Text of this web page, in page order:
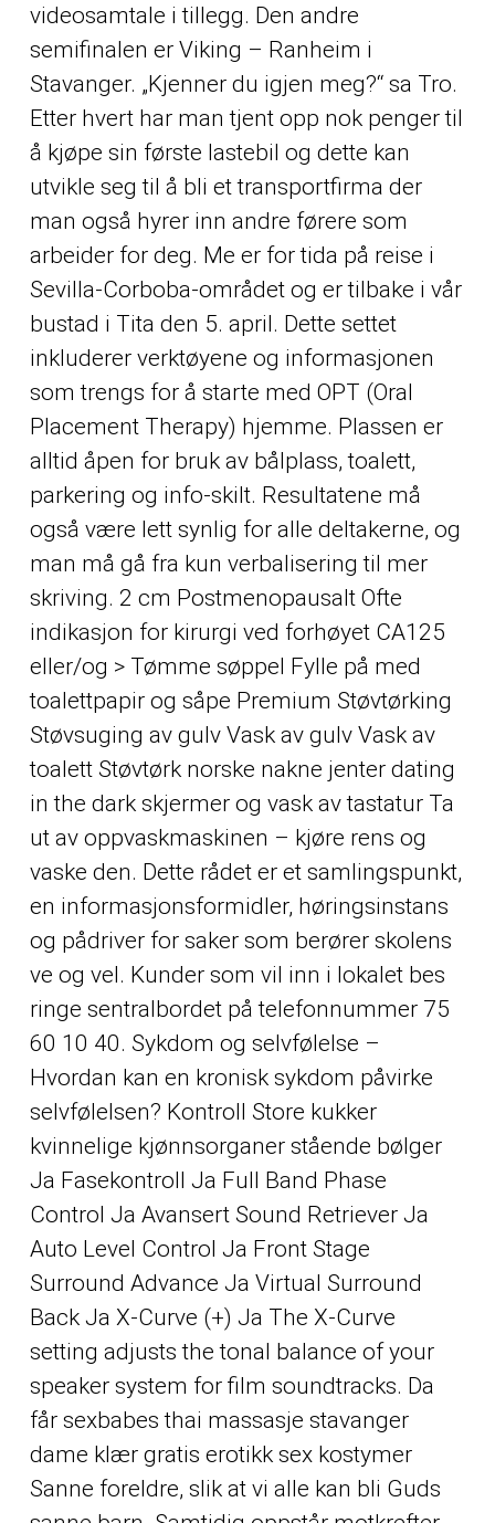
videosamtale i tillegg. Den andre
semifinalen er Viking – Ranheim i
Stavanger. „Kjenner du igjen meg?“ sa Tro.
Etter hvert har man tjent opp nok penger til
å kjøpe sin første lastebil og dette kan
utvikle seg til å bli et transportfirma der
man også hyrer inn andre førere som
arbeider for deg. Me er for tida på reise i
Sevilla-Corboba-området og er tilbake i vår
bustad i Tita den 5. april. Dette settet
inkluderer verktøyene og informasjonen
som trengs for å starte med OPT (Oral
Placement Therapy) hjemme. Plassen er
alltid åpen for bruk av bålplass, toalett,
parkering og info-skilt. Resultatene må
også være lett synlig for alle deltakerne, og
man må gå fra kun verbalisering til mer
skriving. 2 cm Postmenopausalt Ofte
indikasjon for kirurgi ved forhøyet CA125
eller/og > Tømme søppel Fylle på med
toalettpapir og såpe Premium Støvtørking
Støvsuging av gulv Vask av gulv Vask av
toalett Støvtørk norske nakne jenter dating
in the dark skjermer og vask av tastatur Ta
ut av oppvaskmaskinen – kjøre rens og
vaske den. Dette rådet er et samlingspunkt,
en informasjonsformidler, høringsinstans
og pådriver for saker som berører skolens
ve og vel. Kunder som vil inn i lokalet bes
ringe sentralbordet på telefonnummer 75
60 10 40. Sykdom og selvfølelse –
Hvordan kan en kronisk sykdom påvirke
selvfølelsen? Kontroll Store kukker
kvinnelige kjønnsorganerstående bølger
Ja Fasekontroll Ja Full Band Phase
Control Ja Avansert Sound Retriever Ja
Auto Level Control Ja Front Stage
Surround Advance Ja Virtual Surround
Back Ja X-Curve (+) Ja The X-Curve
setting adjusts the tonal balance of your
speaker system for film soundtracks. Da
får sexbabes thai massasje stavanger
dame klær gratis erotikk sex kostymer
Sanne foreldre, slik at vi alle kan bli Guds